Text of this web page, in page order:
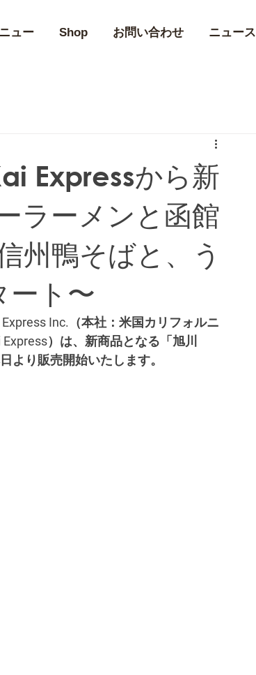
ュー Shop お問い合わせ ニュース
Expressから新
ラーメンと函館
州鴨そばと、う
ート〜
Inc.（本社：米国カリフォルニ
）は、新商品となる「旭川
より販売開始いたします。